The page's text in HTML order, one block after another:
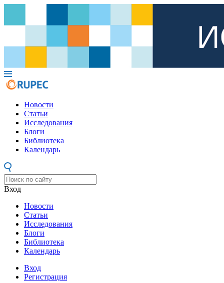
Новости
Статьи
Исследования
Блоги
Библиотека
Календарь
Вход
Новости
Статьи
Исследования
Блоги
Библиотека
Календарь
Вход
Регистрация